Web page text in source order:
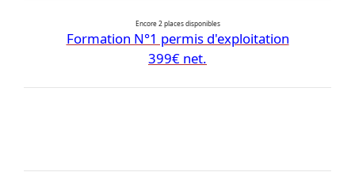
Encore 2 places disponibles
Formation N°1 permis d'exploitation
399€ net.